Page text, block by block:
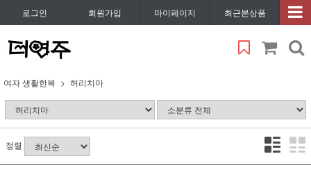
로그인 회원가입 마이페이지 최근본상품
여자 생활한복 허리치마
정렬